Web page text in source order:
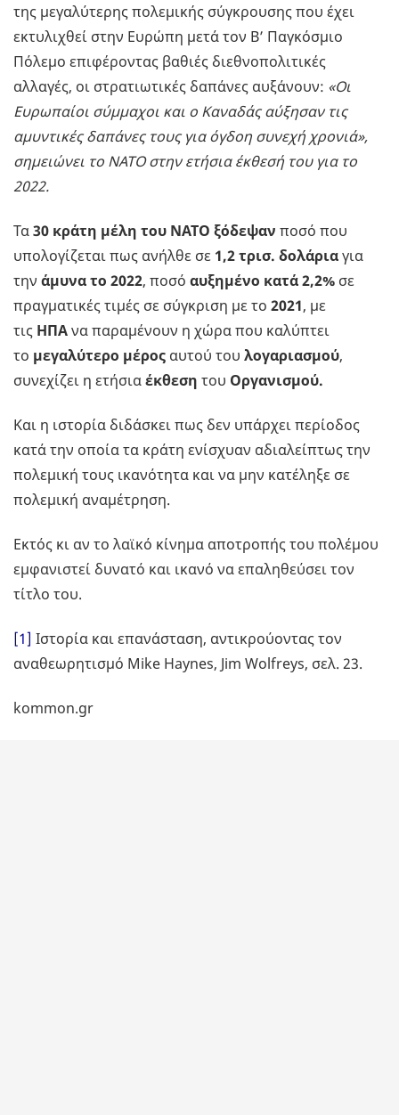
της μεγαλύτερης πολεμικής σύγκρουσης που έχει
εκτυλιχθεί στην Ευρώπη μετά τον Β’ Παγκόσμιο
Πόλεμο επιφέροντας βαθιές διεθνοπολιτικές
αλλαγές, οι στρατιωτικές δαπάνες αυξάνουν: «Οι
Ευρωπαίοι σύμμαχοι και ο Καναδάς αύξησαν τις
αμυντικές δαπάνες τους για όγδοη συνεχή χρονιά»,
σημειώνει το ΝΑΤΟ στην ετήσια έκθεσή του για το
2022.
Τα30 κράτη μέλη του NATO ξόδεψαν ποσό που
υπολογίζεται πως ανήλθε σε 1,2 τρισ. δολάριαγια
την άμυνα το 2022, ποσό αυξημένο κατά 2,2% σε
πραγματικές τιμές σε σύγκριση με το 2021, με
τις ΗΠΑνα παραμένουν η χώρα που καλύπτει
το μεγαλύτερο μέρος αυτού του λογαριασμού,
συνεχίζει η ετήσιαέκθεση του Οργανισμού.
Και η ιστορία διδάσκει πως δεν υπάρχει περίοδος
κατά την οποία τα κράτη ενίσχυαν αδιαλείπτως την
πολεμική τους ικανότητα και να μην κατέληξε σε
πολεμική αναμέτρηση.
Εκτός κι αν το λαϊκό κίνημα αποτροπής του πολέμου
εμφανιστεί δυνατό και ικανό να επαληθεύσει τον
τίτλο του.
[1] Ιστορία και επανάσταση, αντικρούοντας τον
αναθεωρητισμό Mike Haynes, Jim Wolfreys, σελ. 23.
kommon.gr